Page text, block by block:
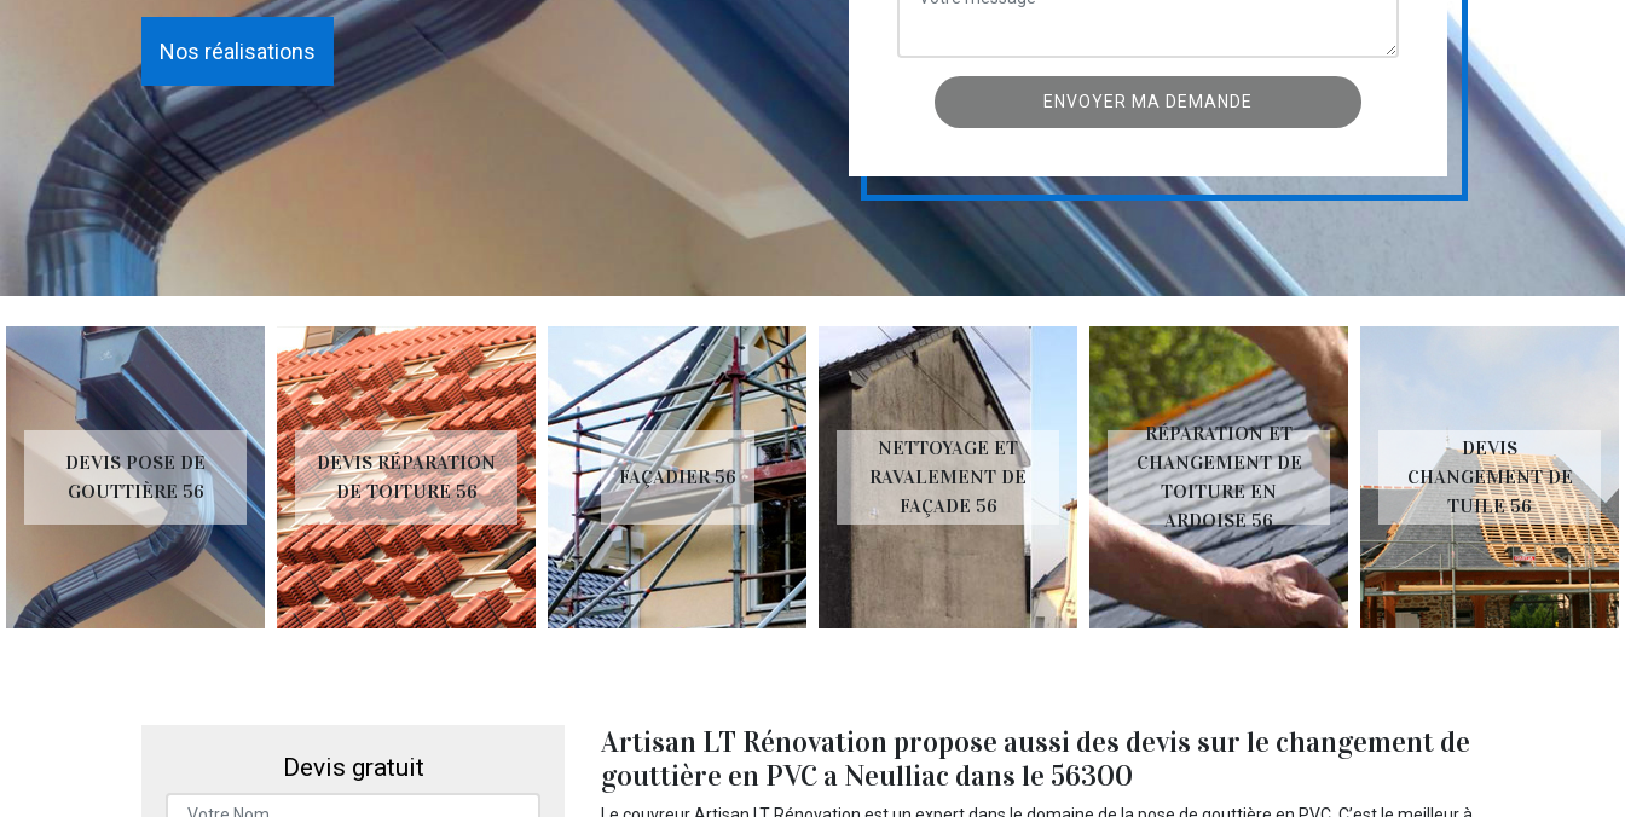
Nos réalisations
DEVIS POSE DE
GOUTTIÈRE 56
DEVIS RÉPARATION
DE TOITURE 56
FAÇADIER 56
NETTOYAGE ET
RAVALEMENT DE
FAÇADE 56
RÉPARATION ET
CHANGEMENT DE
TOITURE EN
ARDOISE 56
DEVIS
CHANGEMENT DE
TUILE 56
Devis gratuit
Artisan LT Rénovation propose aussi des devis sur le changement de
gouttière en PVC a Neulliac dans le 56300